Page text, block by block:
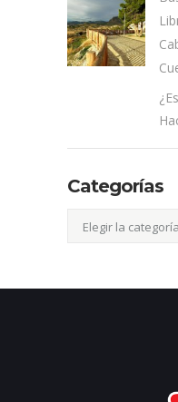
Categorías
Categorías